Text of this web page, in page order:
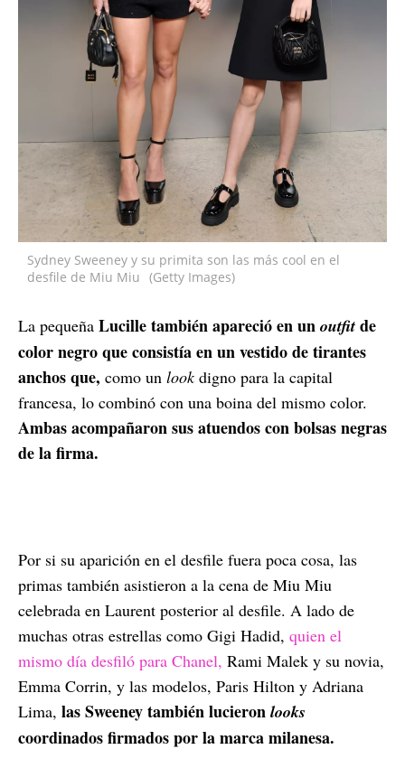
Sydney Sweeney y su primita son las más cool en el
desfile de Miu Miu (Getty Images)
La pequeña Lucilletambién apareció en un outfit de
color negro que consistía en un vestido de tirantes
anchos que, como un lookdigno para la capital
francesa, lo combinó con una boina del mismo color.
Ambas acompañaron sus atuendos con bolsas negras
de la firma.
Por si su aparición en el desfile fuera poca cosa, las
primas también asistieron a la cena de Miu Miu
celebrada en Laurent posterior al desfile. A lado de
muchas otras estrellas como Gigi Hadid, quien el
mismo día desfiló para Chanel, Rami Malek y su novia,
Emma Corrin, y las modelos, Paris Hilton y Adriana
Lima, las Sweeney también lucieron looks
coordinados firmados por la marca milanesa.